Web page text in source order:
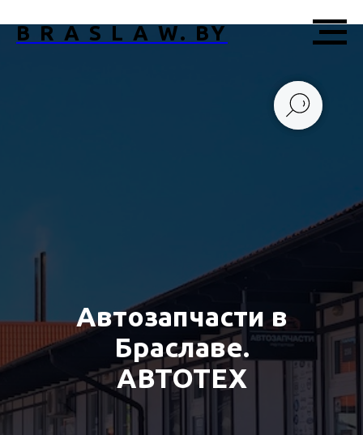
B R A S L A W. BY
Автозапчасти в
Браславе.
АВТОТЕХ